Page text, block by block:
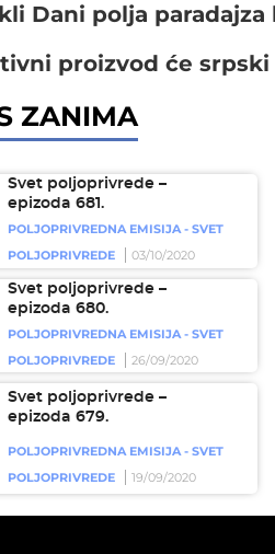
Dani polja
proizvod će
ZANIMA
Svet poljoprivrede –
epizoda 681.
POLJOPRIVREDNA EMISIJA - SVET
POLJOPRIVREDE
03/10/2020
Svet poljoprivrede –
epizoda 680.
POLJOPRIVREDNA EMISIJA - SVET
POLJOPRIVREDE
26/09/2020
Svet poljoprivrede –
epizoda 679.
POLJOPRIVREDNA EMISIJA - SVET
POLJOPRIVREDE
19/09/2020